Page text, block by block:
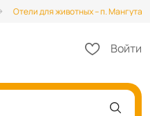
Отели для животных – п. Мангутай
Войти